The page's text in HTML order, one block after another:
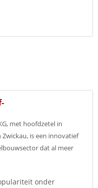
met hoofdzetel in
is een innovatief
dat al meer
onder